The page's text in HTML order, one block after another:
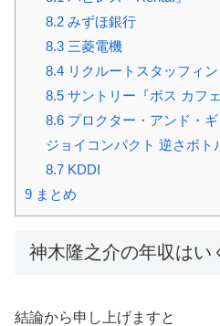
8.2みずほ銀行
8.3三菱電機
8.4リクルートスタッフィン
8.5サントリー『ボス カフ
8.6プロクター・アンド・
ジョイコンパクト 逆さボト
8.7KDDI
9 まとめ
神木隆之介の年収はい
結論から申し上げますと